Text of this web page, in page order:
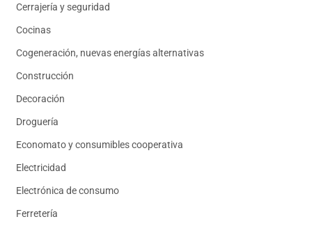
Cerrajería y seguridad
Cocinas
Cogeneración, nuevas energías alternativas
Construcción
Decoración
Droguería
Economato y consumibles cooperativa
Electricidad
Electrónica de consumo
Ferretería